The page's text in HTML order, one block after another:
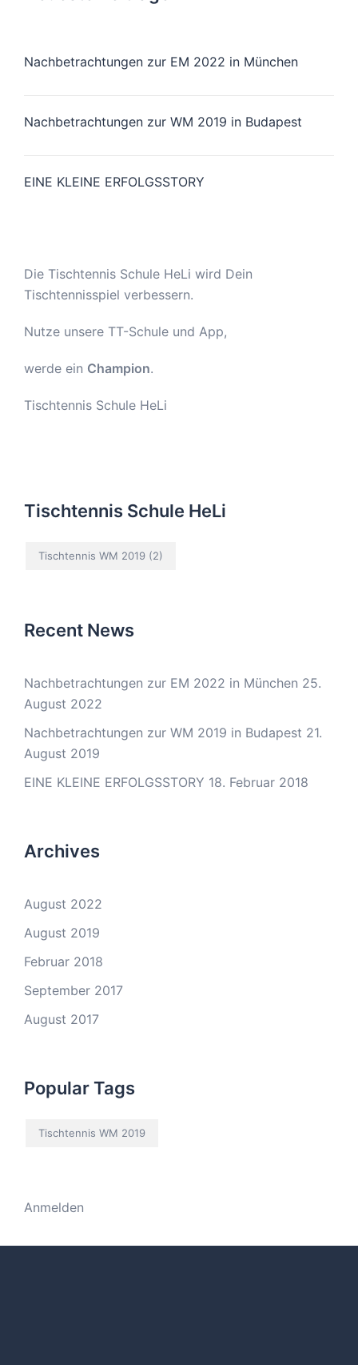
Nachbetrachtungen zur EM 2022 in München
Nachbetrachtungen zur WM 2019 in Budapest
EINE KLEINE ERFOLGSSTORY
Die Tischtennis Schule HeLi wird Dein
Tischtennisspiel verbessern.
Nutze unsere TT-Schule und App,
werde ein Champion.
Tischtennis Schule HeLi
Tischtennis Schule HeLi
Tischtennis WM 2019 (2)
Recent News
Nachbetrachtungen zur EM 2022 in München 25.
August 2022
Nachbetrachtungen zur WM 2019 in Budapest 21.
August 2019
EINE KLEINE ERFOLGSSTORY 18. Februar 2018
Archives
August 2022
August 2019
Februar 2018
September 2017
August 2017
Popular Tags
Tischtennis WM 2019
Anmelden